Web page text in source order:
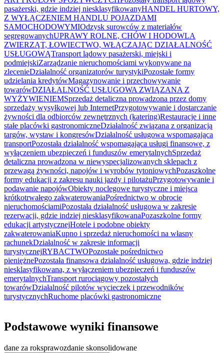
pasażerski, gdzie indziej niesklasyfikowanyHANDEL HURTOWY,
Z WYŁĄCZENIEM HANDLU POJAZDAMI
SAMOCHODOWYMIOdzysk surowców z materiałów
segregowanychUPRAWY ROLNE, CHÓW I HODOWLA
ZWIERZĄT, ŁOWIECTWO, WŁĄCZAJĄC DZIAŁALNOŚĆ
USŁUGOWĄTransport lądowy pasażerski, miejski i
podmiejskiZarządzanie nieruchomościami wykonywane na
zlecenieDziałalność organizatorów turystykiPozostałe formy
udzielania kredytówMagazynowanie i przechowywanie
towarówDZIAŁALNOŚĆ USŁUGOWA ZWIĄZANA Z
WYŻYWIENIEMSprzedaż detaliczna prowadzona przez domy
sprzedaży wysyłkowej lub InternetPrzygotowywanie i dostarczanie
żywności dla odbiorców zewnętrznych (katering)Restauracje i inne
stałe placówki gastronomiczneDziałalność związana z organizacją
targów, wystaw i kongresówDziałalność usługowa wspomagająca
transportPozostała działalność wspomagająca usługi finansowe, z
wyłączeniem ubezpieczeń i funduszów emerytalnychSprzedaż
detaliczna prowadzona w niewyspecjalizowanych sklepach z
przewagą żywności, napojów i wyrobów tytoniowychPozaszkolne
formy edukacji z zakresu nauki jazdy i pilotażuPrzygotowywanie i
podawanie napojówObiekty noclegowe turystyczne i miejsca
krótkotrwałego zakwaterowaniaPośrednictwo w obrocie
nieruchomościamiPozostała działalność usługowa w zakresie
rezerwacji, gdzie indziej niesklasyfikowanaPozaszkolne formy
edukacji artystycznejHotele i podobne obiekty
zakwaterowaniaKupno i sprzedaż nieruchomości na własny
rachunekDziałalność w zakresie informacji
turystycznejRYBACTWOPozostałe pośrednictwo
pieniężnePozostała finansowa działalność usługowa, gdzie indziej
niesklasyfikowana, z wyłączeniem ubezpieczeń i funduszów
emerytalnychTransport rurociągowy pozostałych
towarówDziałalność pilotów wycieczek i przewodników
turystycznychRuchome placówki gastronomiczne
Podstawowe wyniki finansowe
dane za roksprawozdanie skonsolidowane